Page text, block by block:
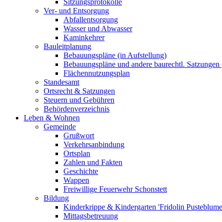
Sitzungsprotokolle
Ver- und Entsorgung
Abfallentsorgung
Wasser und Abwasser
Kaminkehrer
Bauleitplanung
Bebauungspläne (in Aufstellung)
Bebauungspläne und andere baurechtl.
Flächennutzungsplan
Standesamt
Ortsrecht & Satzungen
Steuern und Gebühren
Behördenverzeichnis
Leben & Wohnen
Gemeinde
Grußwort
Verkehrsanbindung
Ortsplan
Zahlen und Fakten
Geschichte
Wappen
Freiwillige Feuerwehr Schonstett
Bildung
Kinderkrippe & Kindergarten 'Fridolin
Mittagsbetreuung